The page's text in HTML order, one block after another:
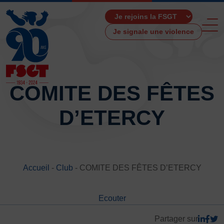
Je signale une violence
Les Boutiques F.S.G.T
COMITE DES FÊTES
D’ETERCY
Accueil - Club - COMITE DES FÊTES D’ETERCY
Ecouter
Partager sur